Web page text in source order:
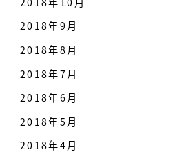
2018年9月
2018年8月
2018年7月
2018年6月
2018年5月
2018年4月